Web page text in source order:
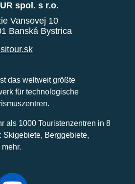
spol. s r.o.
Vansovej 10
Banská Bystrica
das weltweit größte
für technologische
als 1000 Touristenzentren in 8
Skigebiete, Berggebiete,